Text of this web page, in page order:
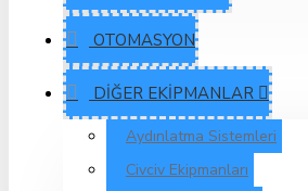
OTOMASYON
DIĞER EKIPMANLAR
Aydınlatma Sistemleri
Civciv Ekipmanları